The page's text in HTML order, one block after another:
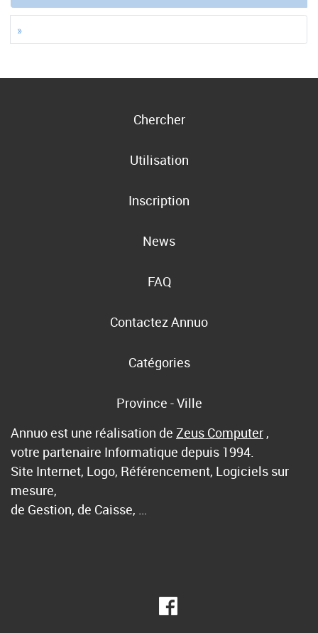
»
Chercher
Utilisation
Inscription
News
FAQ
Contactez Annuo
Catégories
Province - Ville
Annuo est une réalisation de Zeus Computer ,
votre partenaire Informatique depuis 1994.
Site Internet, Logo, Référencement, Logiciels sur
mesure,
de Gestion, de Caisse, …